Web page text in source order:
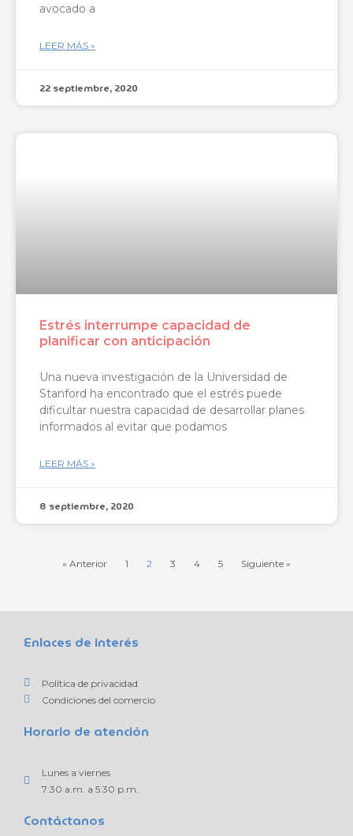
avocado a
LEER MÁS »
22 septiembre, 2020
Estrés interrumpe capacidad de
planificar con anticipación
Una nueva investigación de la Universidad de
Stanford ha encontrado que el estrés puede
dificultar nuestra capacidad de desarrollar planes
informados al evitar que podamos
LEER MÁS »
8 septiembre, 2020
« Anterior 1 2 3 4 5 Siguiente »
Enlaces de interés
Política de privacidad
Condiciones del comercio
Horario de atención
Lunes a viernes
7:30 a.m. a 5:30 p.m.
Contáctanos